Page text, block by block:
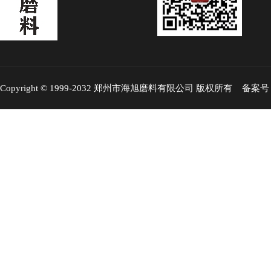
Copyright © 1999-2032 郑州市海旭磨料有限公司 版权所有 备案号